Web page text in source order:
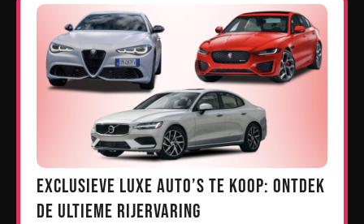
Exclusieve Luxe Auto’s te Koop: Ontdek
de Ultieme Rijervaring